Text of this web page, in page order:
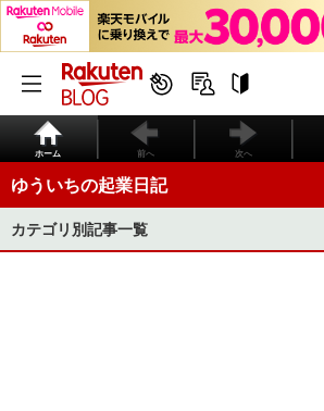
ホーム 前へ 次へ
ゆういちの起業日記
カテゴリ別記事一覧